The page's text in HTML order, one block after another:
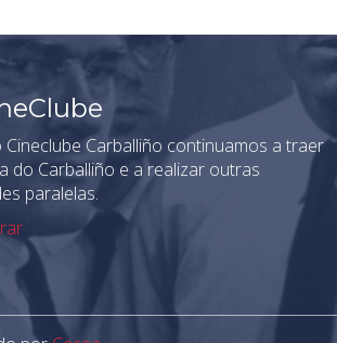
Cineclube Carballiño continuamos a traer
do Carballiño e a realizar outras
paralelas.